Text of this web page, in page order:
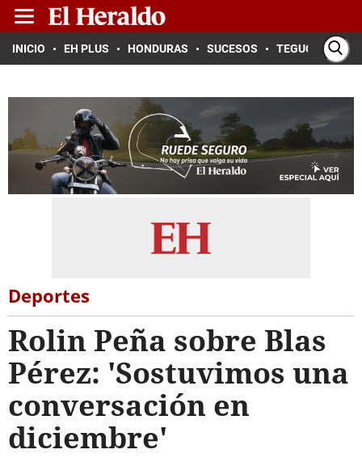
INICIO EH PLUS HONDURAS SUCESOS TEGUCIGALPA
Deportes
Rolin Peña sobre Blas
Pérez: 'Sostuvimos una
conversación en
diciembre'